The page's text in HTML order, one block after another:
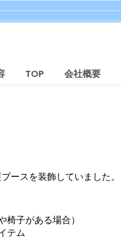
TOP 会社概要
ースを装飾していました。
子がある場合）
テム